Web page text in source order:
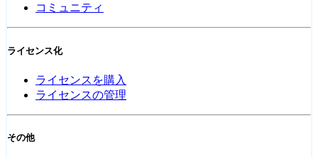
コミュニティ
ライセンス化
ライセンスを購入
ライセンスの管理
その他